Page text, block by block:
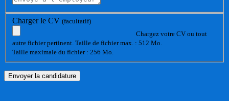
Charger le CV (facultatif)
Chargez votre CV ou tout
autre fichier pertinent. Taille de fichier max. : 512 Mo.
Taille maximale du fichier : 256 Mo.